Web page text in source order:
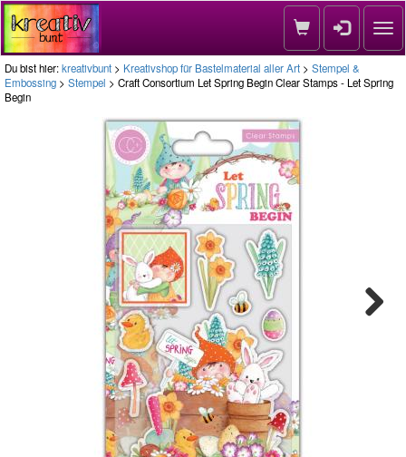
Du bist hier:kreativbunt > Kreativshop für Bastelmaterial aller Art > Stempel &
Embossing > Stempel > Craft Consortium Let Spring Begin Clear Stamps - Let Spring
Begin